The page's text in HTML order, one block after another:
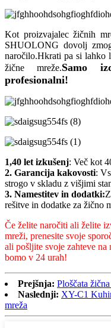
Kot proizvajalec žičnih
SHUOLONG dovolj
naročilo.Hkrati pa si lahko
žične mreže.Samo
profesionalni!
1,40 let izkušenj: Več kot
2. Garancija kakovosti:
strogo v skladu z višjimi
3. Namestitev in dodatki:
rešitve in dodatke za žično
Če želite naročiti ali želite
mreži, prenesite svoje
ali pošljite svoje zahteve
bomo v 24 urah!
Prejšnja: Ploščata
Naslednji: XY-C1
mreža